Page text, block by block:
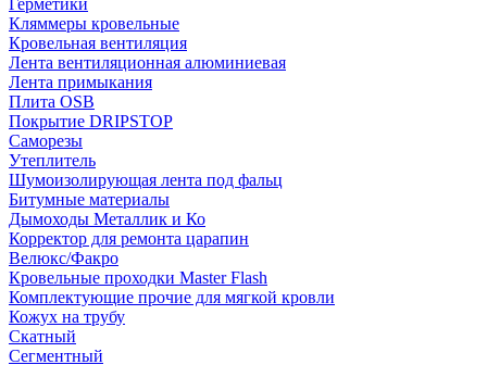
Герметики
Кляммеры кровельные
Кровельная вентиляция
Лента вентиляционная алюминиевая
Лента примыкания
Плита OSB
Покрытие DRIPSTOP
Саморезы
Утеплитель
Шумоизолирующая лента под фальц
Битумные материалы
Дымоходы Металлик и Ко
Корректор для ремонта царапин
Велюкс/Факро
Кровельные проходки Master Flash
Комплектующие прочие для мягкой кровли
Кожух на трубу
Скатный
Сегментный